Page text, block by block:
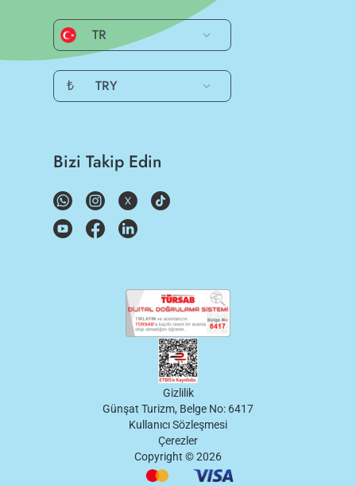
TR
₺ TRY
Bizi Takip Edin
Gizlilik
Günşat Turizm, Belge No: 6417
Kullanıcı Sözleşmesi
Çerezler
Copyright ©2026